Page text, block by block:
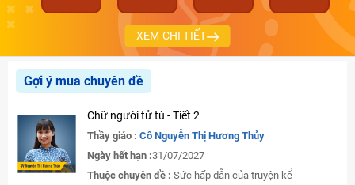
XEM CHI TIẾT
Gợi ý mua chuyên đề
Chữ người tử tù - Tiết 2
Thầy giáo : Cô Nguyễn Thị Hương Thủy
Ngày hết hạn :31/07/2027
Thuộc chuyên đề : Sức hấp dẫn của truyện kể